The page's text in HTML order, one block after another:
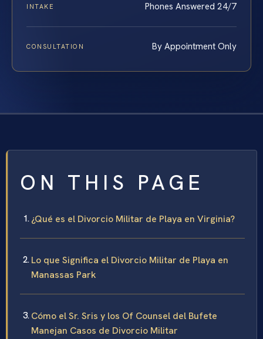
INTAKE Phones Answered 24/7
CONSULTATION By Appointment Only
ON THIS PAGE
¿Qué es el Divorcio Militar de Playa en Virginia?
Lo que Significa el Divorcio Militar de Playa en
Manassas Park
Cómo el Sr. Sris y los Of Counsel del Bufete
Manejan Casos de Divorcio Militar